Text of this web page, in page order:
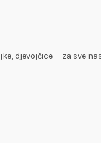
djevojčice — za sve